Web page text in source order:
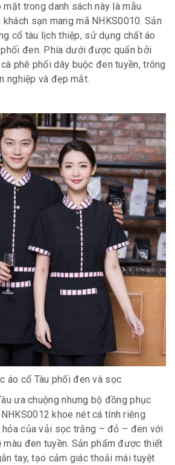
trong danh sách này là mẫu
sạn mang mã NHKS0010. Sản
cổ tàu lịch thiệp, sử dụng chất áo
đen. Phía dưới được quấn bởi
phê phối dây buộc đen tuyền, trông
nghiệp và đẹp mắt.
áo cổ Tàu phối đen và sọc
ưa chuộng nhưng bộ đồng phục
khoe nét cá tính riêng
của vải sọc trắng – đỏ – đen với
màu đen tuyền. Sản phẩm được thiết
tay, tạo cảm giác thoải mái tuyệt